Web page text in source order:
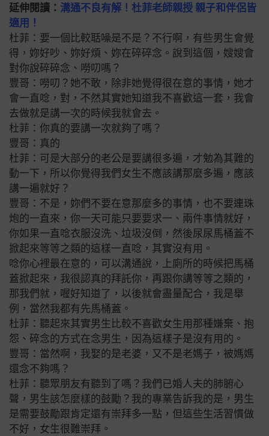
延伸閱讀： 溝通不良有解！杜菲老師親授 親子和伴侶皆
適用！
杜菲：要一個比較聒噪是不是？不行啊，有些男生會覺
得，妳好吵、妳好煩、妳在碎碎念。說到這個，嫂嫂會
對你說碎碎念、嘮叨嗎？
豐哥：嘮叨？她不敢，除非她覺得很在意的事情，她才
會一直唸，對，不然其實她知道我不喜歡這一套，我會
去做就是講一次的時候我就會去。
杜菲：你真的要講一次就夠了嗎？
豐哥：真的
杜菲：可是大部分的老公是要講很多遍，才勉為其難的
動一下，所以你覺得我們女生不應該講那麼多遍，應該
講一遍就好？
豐哥：不是，妳們不要在意那麼多的事情，也不要連珠
炮的一直來，你一天可能只要要求一、兩件事情就好，
你如果一直唸衣服沒洗、垃圾沒倒，然後尿尿馬桶蓋不
掀起來等等之類的這樣一直唸，其實沒有用。
唸你心裡最在意的，可以溝通說，上廁所的時候把馬桶
蓋掀起來，我很認真的拜託你，再跟你講等等之類的，
那我們就，喔好知道了，以後就會盡量配合，我是舉
例，當然我都有先馬桶蓋。
杜菲：聽起來其實男生比較不喜歡女生用那種嫌棄、抱
怨、碎念的方式在念男生，因為這樣子是沒有用的。
豐哥：當然啊，我娶的是老婆，又不是老媽子，被媽媽
還念不夠嗎？
杜菲：聽眾朋友有聽到了嗎？我們已婚人夫的肺腑心
聲，男生該怎麼樣的鼓勵？我的專業告訴我的是，男生
是需要鼓勵跟肯定還有崇拜多一點，但這些生活習慣做
不好，女生很難崇拜。